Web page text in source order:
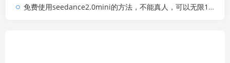
免费使用seedance2.0mini的方法，不能真人，可以无限10秒视频，9图+3音频参考